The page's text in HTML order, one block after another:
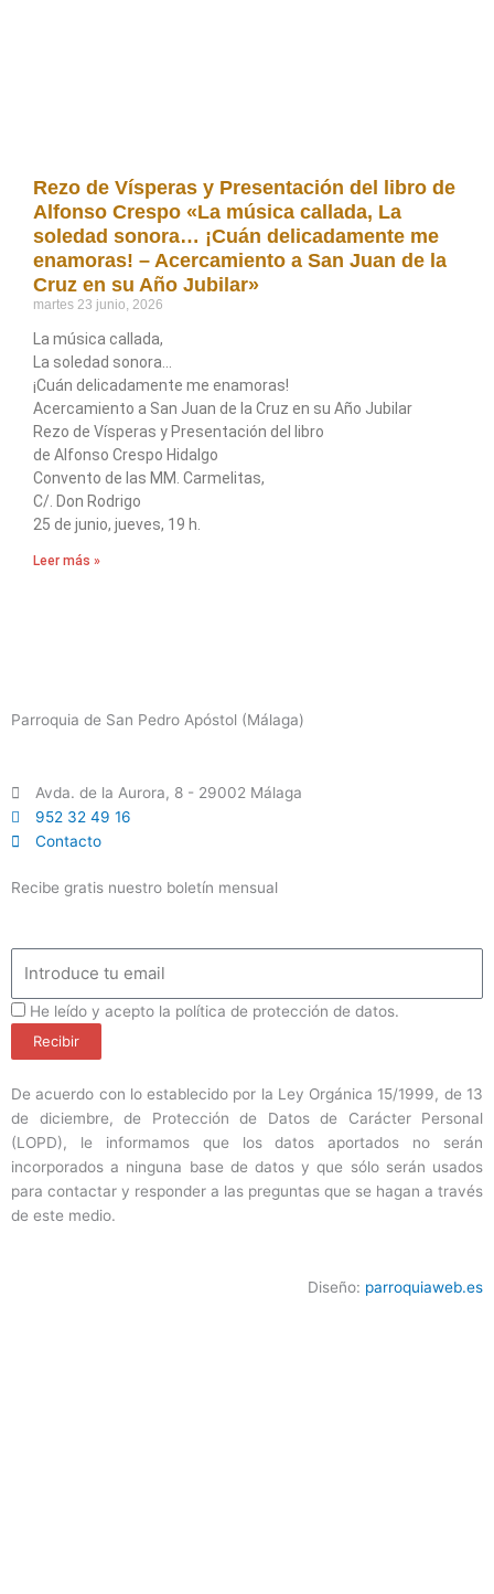
Rezo de Vísperas y Presentación del libro de
Alfonso Crespo «La música callada, La
soledad sonora… ¡Cuán delicadamente me
enamoras! – Acercamiento a San Juan de la
Cruz en su Año Jubilar»
martes 23 junio, 2026
La música callada,
La soledad sonora…
¡Cuán delicadamente me enamoras!
Acercamiento a San Juan de la Cruz en su Año Jubilar
Rezo de Vísperas y Presentación del libro
de Alfonso Crespo Hidalgo
Convento de las MM. Carmelitas,
C/. Don Rodrigo
25 de junio, jueves, 19 h.
Leer más »
Parroquia de San Pedro Apóstol (Málaga)
Avda. de la Aurora, 8 - 29002 Málaga
952 32 49 16
Contacto
Recibe gratis nuestro boletín mensual
ProteccionDatos
He leído y acepto la política de protección de datos.
Recibir
De acuerdo con lo establecido por la Ley Orgánica 15/1999, de 13
de diciembre, de Protección de Datos de Carácter Personal
(LOPD), le informamos que los datos aportados no serán
incorporados a ninguna base de datos y que sólo serán usados
para contactar y responder a las preguntas que se hagan a través
de este medio.
Diseño: parroquiaweb.es